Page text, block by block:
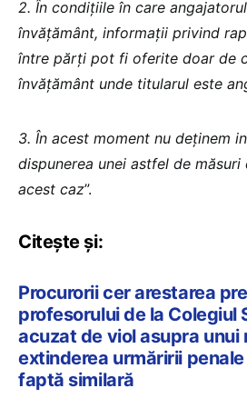
2.⁠ ⁠În condițiile în care
învățământ, informații privind
între părți pot fi oferite doar de
învățământ unde titularul este
3.⁠ ⁠În acest moment nu deținem
dispunerea unei astfel de
acest caz”.
Citește și:
Procurorii cer arestarea
profesorului de la Colegiul
acuzat de viol asupra unui
extinderea urmăririi
faptă similară